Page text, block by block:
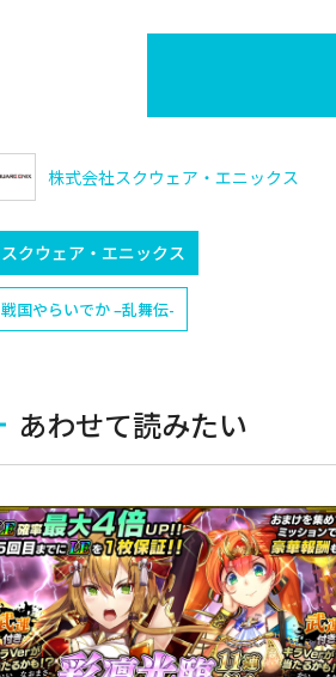
株式会社スクウェア・エニックス
スクウェア・エニックス
戦国やらいでか –乱舞伝-
あわせて読みたい